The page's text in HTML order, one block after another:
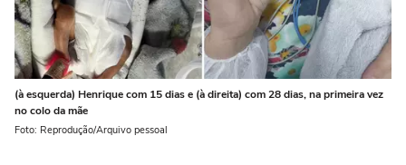
(à esquerda) Henrique com 15 dias e (à direita) com 28 dias, na primeira vez
no colo da mãe
Foto: Reprodução/Arquivo pessoal